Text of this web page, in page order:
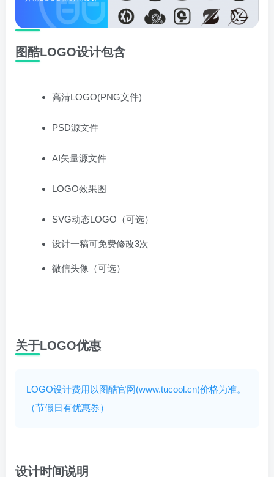
图酷LOGO设计包含
高清LOGO(PNG文件)
PSD源文件
AI矢量源文件
LOGO效果图
SVG动态LOGO（可选）
设计一稿可免费修改3次
微信头像（可选）
关于LOGO优惠
LOGO设计费用以图酷官网(www.tucool.cn)价格为准。
（节假日有优惠券）
设计时间说明